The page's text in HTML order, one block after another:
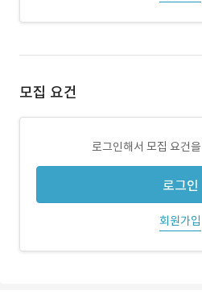
모집 요건
로그인해서 모집 요건
로그인
회원가입